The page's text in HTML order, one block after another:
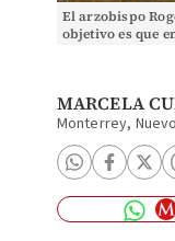
El arzobispo
objetivo es que
MARCELA
Monterrey,